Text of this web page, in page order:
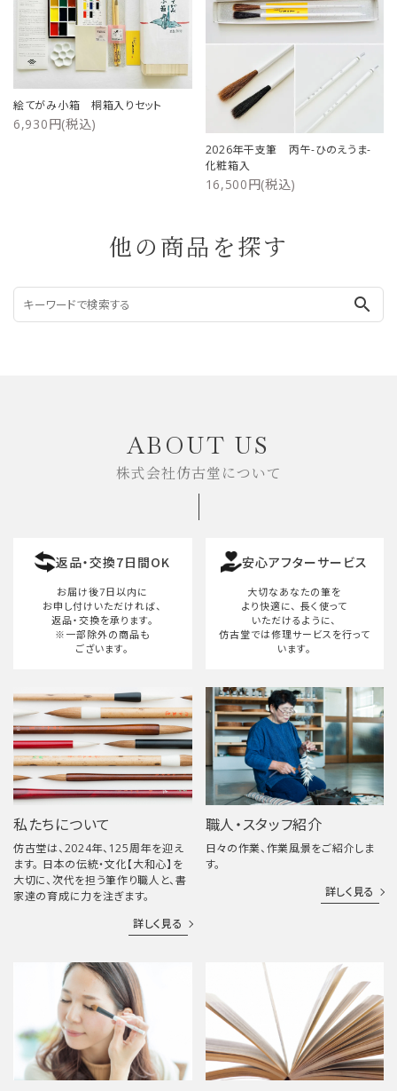
絵てがみ小箱 桐箱入りセット
6,930円(税込)
2026年干支筆 丙午-ひのえうま-
化粧箱入
16,500円(税込)
他の商品を探す
search
ABOUT US
株式会社仿古堂について
返品・交換7日間OK
お届け後7日以内に
お申し付けいただければ、
返品・交換を承ります。
※一部除外の商品も
ございます。
安心アフターサービス
大切なあなたの筆を
より快適に、 長く使って
いただけるように、
仿古堂では修理サービスを行って
います。
私たちについて
仿古堂は、2024年、125周年を迎え
ます。 日本の伝統・文化【大和心】を
大切に、次代を担う筆作り職人と、書
家達の育成に力を注ぎます。
詳しく見る
職人・スタッフ紹介
日々の作業、作業風景をご紹介しま
す。
詳しく見る